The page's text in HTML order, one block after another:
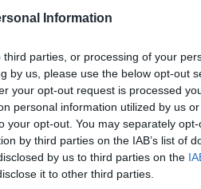
Information
parties, or processing of your
by us, please use the below opt-out
your opt-out request is processed
personal information utilized by us
your opt-out. You may separately
by third parties on the IAB’s list of
by us to third parties on the
it to other third parties.
gli
prodotti finger
di fame
prima del
a casa il
non offrire agli